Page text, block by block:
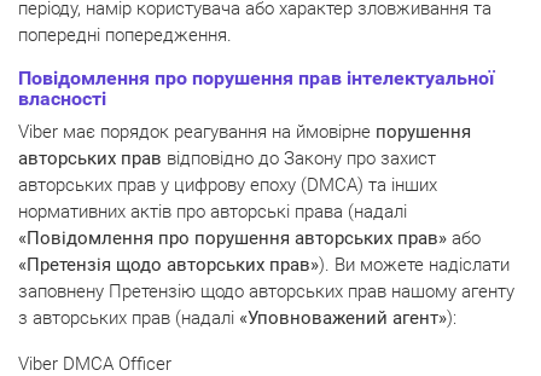
періоду, намір користувача або характер зловживання та
попередні попередження.
Повідомлення про порушення прав інтелектуальної
власності
Viber має порядок реагування на ймовірне порушення
авторських прав відповідно до Закону про захист
авторських прав у цифрову епоху (DMCA) та інших
нормативних актів про авторські права (надалі
«Повідомлення про порушення авторських прав» або
«Претензія щодо авторських прав»). Ви можете надіслати
заповнену Претензію щодо авторських прав нашому агенту
з авторських прав (надалі «Уповноважений агент»):
Viber DMCA Officer